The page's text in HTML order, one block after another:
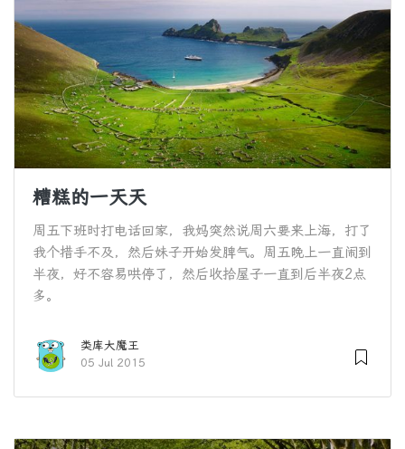
糟糕的一天天
周五下班时打电话回家，我妈突然说周六要来上海，打了
我个措手不及，然后妹子开始发脾气。周五晚上一直闹到
半夜，好不容易哄停了，然后收拾屋子一直到后半夜2点
多。
类库大魔王
05 Jul 2015